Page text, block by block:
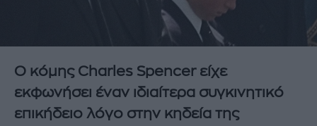
Ο κόμης Charles Spencer είχε
εκφωνήσει έναν ιδιαίτερα συγκινητικό
επικήδειο λόγο στην κηδεία της